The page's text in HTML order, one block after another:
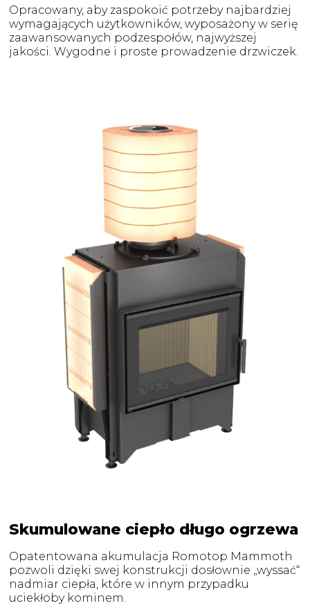
Opracowany, aby zaspokoić potrzeby najbardziej
wymagających użytkowników, wyposażony w serię
zaawansowanych podzespołów, najwyższej
jakości. Wygodne i proste prowadzenie drzwiczek.
Skumulowane ciepło długo ogrzewa
Opatentowana akumulacja Romotop Mammoth
pozwoli dzięki swej konstrukcji dosłownie „wyssać“
nadmiar ciepła, które w innym przypadku
uciekłoby kominem.